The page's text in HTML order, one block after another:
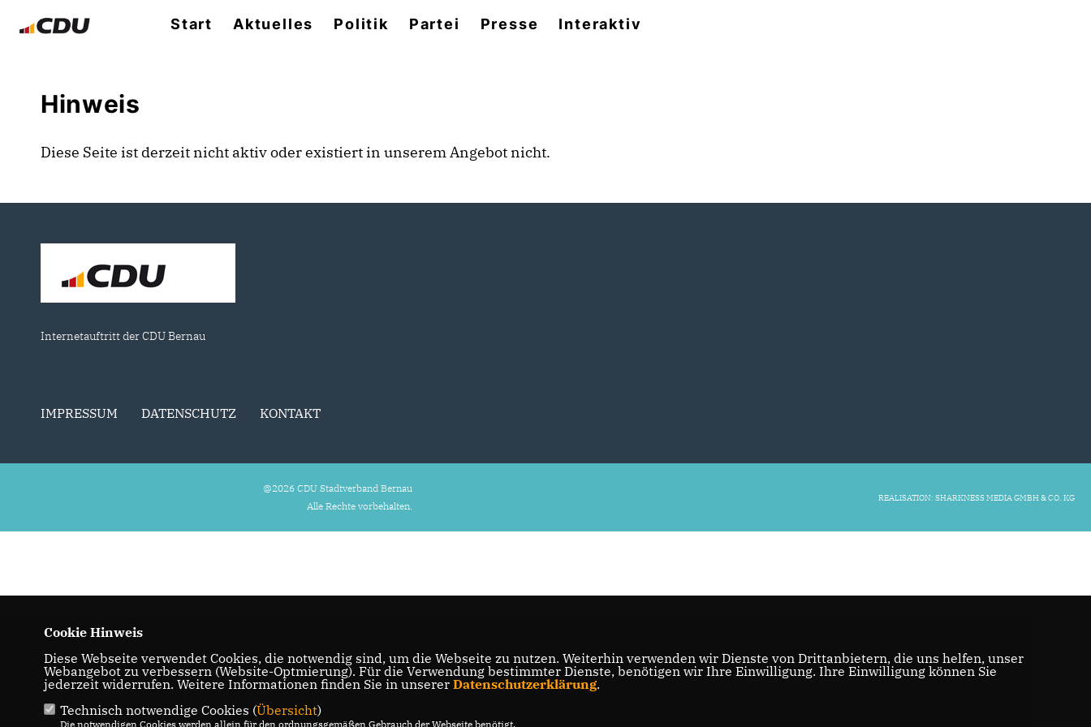
Start Aktuelles Politik Partei Presse Interaktiv
Hinweis
Diese Seite ist derzeit nicht aktiv oder existiert in unserem Angebot nicht.
Internetauftritt der CDU Bernau
IMPRESSUM DATENSCHUTZ KONTAKT
@2026 CDU Stadtverband Bernau
Alle Rechte vorbehalten.
REALISATION: SHARKNESS MEDIA GMBH & CO. KG
Cookie Hinweis
Diese Webseite verwendet Cookies, die notwendig sind, um die Webseite zu nutzen. Weiterhin verwenden wir Dienste von Drittanbietern, die uns helfen, unser
Webangebot zu verbessern (Website-Optmierung). Für die Verwendung bestimmter Dienste, benötigen wir Ihre Einwilligung. Ihre Einwilligung können Sie
jederzeit widerrufen. Weitere Informationen finden Sie in unserer Datenschutzerklärung.
Technisch notwendige Cookies (Übersicht)
Die notwendigen Cookies werden allein für den ordnungsgemäßen Gebrauch der Webseite benötigt.